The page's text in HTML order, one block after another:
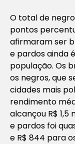
O total de
pontos
afirmaram ser
e pardos ainda
população. Os
os negros, que
cidades mais
rendimento
alcançou R$
e pardos foi
e R$ 844 para